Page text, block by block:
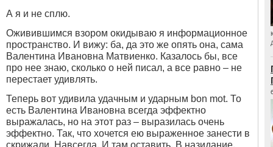
А я и не сплю.
Оживившимся взором окидываю я информационное
пространство. И вижу: ба, да это же опять она, сама
Валентина Ивановна Матвиенко. Казалось бы, все
про нее знаю, сколько о ней писал, а все равно – не
перестает удивлять.
Теперь вот удивила удачным и ударным bon mot. То
есть Валентина Ивановна всегда эффектно
выражалась, но на этот раз – выразилась очень
эффектно. Так, что хочется ею выраженное занести в
скрижали. Навсегда. И там оставить. В назидание.